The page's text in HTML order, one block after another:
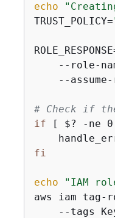
echo
TRUST_POLICY=
--role-
--
# Check if the
if [ $? -ne
fi
echo "IAM
aws iam tag-
--tags